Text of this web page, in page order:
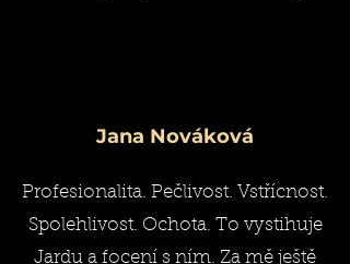
Jana Nováková
Profesionalita. Pečlivost. Vstřícnost.
Spolehlivost. Ochota. To vystihuje
Jardu a focení s ním. Za mě ještě